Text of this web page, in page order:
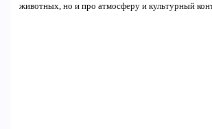
животных, но и про атмосферу и культурный